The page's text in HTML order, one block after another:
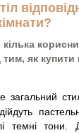
як купити
загальний
темні тони.